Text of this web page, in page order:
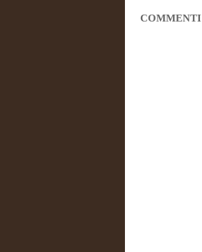
COMMENTI